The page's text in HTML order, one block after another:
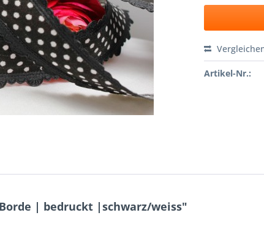
Artikel-Nr.:
| bedruckt |schwarz/weiss"